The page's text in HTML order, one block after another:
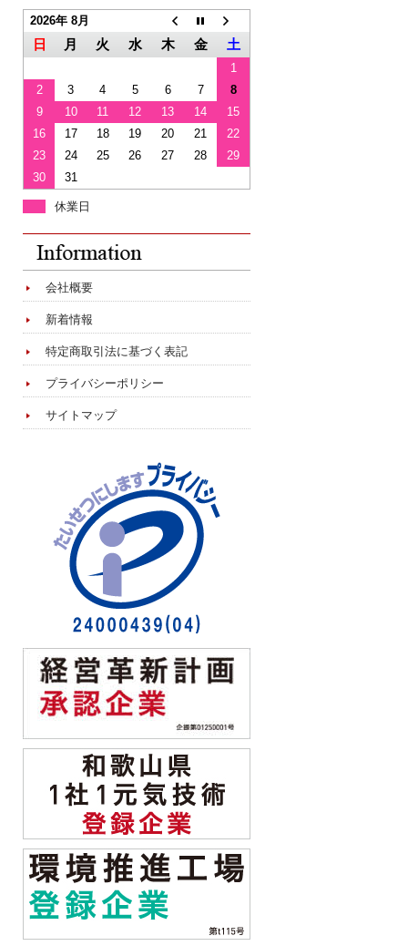
2026年 8月
日 月 火 水 木 金 土
1
2
3 4 5 6 7
8
9
10 11 12 13 14
15
16
17 18 19 20 21
22
23
24 25 26 27 28
29
30
31
休業日
会社概要
新着情報
特定商取引法に基づく表記
プライバシーポリシー
サイトマップ